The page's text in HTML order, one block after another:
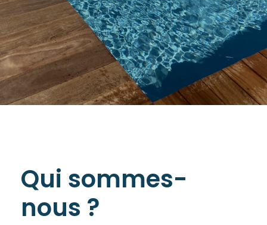
Qui sommes-
nous ?